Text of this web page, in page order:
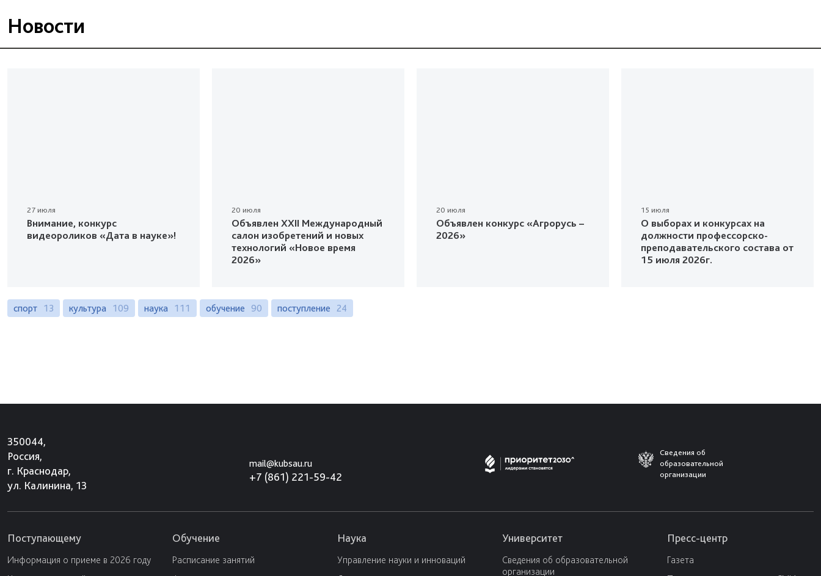
Новости
27 июля
Внимание, конкурс
видеороликов «Дата в науке»!
20 июля
Объявлен XXII Международный
салон изобретений и новых
технологий «Новое время
2026»
20 июля
Объявлен конкурс «Агрорусь –
2026»
15 июля
О выборах и конкурсах на
должности профессорско-
преподавательского состава от
15 июля 2026г.
спорт 13 культура 109 наука 111 обучение 90 поступление 24
350044,
Россия,
г. Краснодар,
ул. Калинина, 13
mail@kubsau.ru
+7 (861) 221-59-42
Сведения об
образовательной
организации
Поступающему
Информация о приеме в 2026 году
Обучение
Расписание занятий
Наука
Управление науки и инноваций
Университет
Сведения об образовательной
организации
Пресс-центр
Газета